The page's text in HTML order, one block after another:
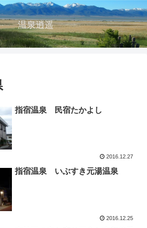
温泉逍遥
指宿温泉 民宿たかよし
2016.12.27
指宿温泉 いぶすき元湯温泉
2016.12.25